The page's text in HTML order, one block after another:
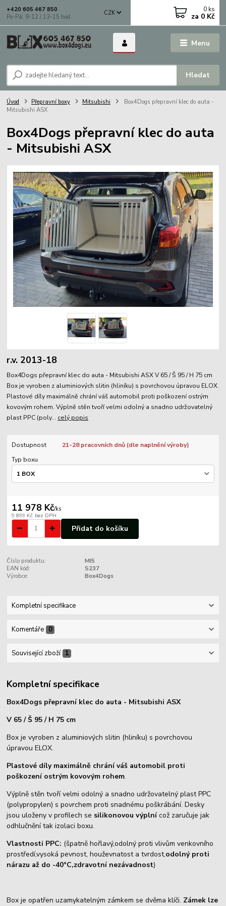
Menu
CZK
Hledat
+420 605 467 850
Po-Pá: 9-12 / 13-15 hod.
0 ks
za 0 Kč
Úvod Přepravní boxy Mitsubishi
Box4Dogs přepravní klec do auta -
Mitsubishi ASX
Box4Dogs přepravní klec do auta
- Mitsubishi ASX
r.v. 2013-18
Box4Dogs přepravní klec do auta - Mitsubishi ASX V 65 / Š 95 / H 75 cm
Box je vyroben z aluminiových slitin (hliníku) s povrchovou úpravou ELOX.
Plastové díly maximálně chrání váš automobil proti poškození ostrým
kovovým rohem. Výplně stěn tvoří velmi odolný a snadno udržovatelný
plast PPC (poly... celý popis
Dostupnost
21-28 pracovních dnů (dle naplnění výroby)
Typ boxu
11 978 Kč/ks
9 899 Kč bez DPH
Přidat do košíku
Číslo produktu:
MI5
EAN kód:
S237
Výrobce:
Box4Dogs
Kompletní specifikace
Komentáře 0
Související zboží 1
Kompletní specifikace
Box4Dogs přepravní klec do auta - Mitsubishi ASX
V 65 / Š 95 / H 75 cm
Box je vyroben z aluminiových slitin (hliníku) s povrchovou
úpravou ELOX.
Plastové díly maximálně chrání váš automobil proti
poškození ostrým kovovým rohem.
Výplně stěn tvoří velmi odolný a snadno udržovatelný plast PPC
(polypropylen) s povrchem proti snadnému poškrábání. Desky
jsou uloženy v profilech se silikonovou výplnícož zaručuje jak
odhlučnění tak izolaci boxu.
Vlastnosti PPC: (špatně hořlavý,odolný proti vlivům venkovního
prostředí,vysoká pevnost, houževnatost a tvrdost,odolný proti
nárazu až do -40°C,zdravotní nezávadnost)
Box je opatřen uzamykatelným zámkem se dvěma klíči. Zámek lze